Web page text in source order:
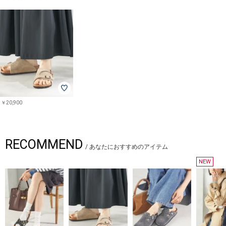
￥20,900
RECOMMEND / あなたにおすすめのアイテム
NEW